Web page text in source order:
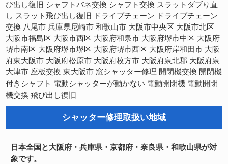
び出し復旧 シャフトバネ交換 シャフト交換 スラットダブり直
し スラット飛び出し復旧 ドライブチェーン
ドライブチェーン
交換 八尾市 兵庫県尼崎市 和歌山市 大阪市中央区 大阪市北区
大阪市福島区 大阪市西区 大阪府和泉市 大阪府堺市中区 大阪府
堺市南区 大阪府堺市堺区 大阪府堺市西区 大阪府岸和田市 大阪
府東大阪市 大阪府松原市 大阪府枚方市 大阪府泉北郡 大阪府泉
大津市 座板交換 東大阪市 窓シャッター修理 開閉機交換 開閉機
付きシャフト 電動シャッターが動かない 電動開閉機 電動開閉
機交換 飛び出し復旧
シャッター修理取扱い地域
日本全国と大阪府・兵庫県・京都府・奈良県・和歌山県が対
象です。